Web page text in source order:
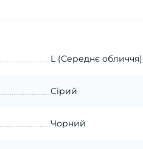
L (Середнє обличчя)
Сірий
Чорний